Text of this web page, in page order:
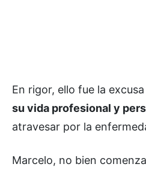
En rigor, ello fue la
su vida profesional y
atravesar por la
Marcelo, no bien